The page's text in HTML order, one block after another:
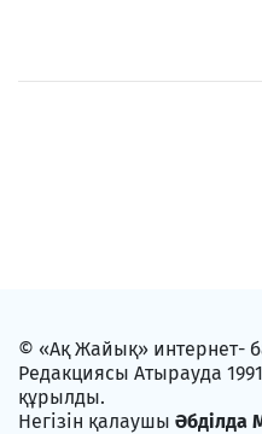
© «Ақ Жайық» интернет-
Редакциясы Атырауда
құрылды.
Негізін қалаушы Әбділда